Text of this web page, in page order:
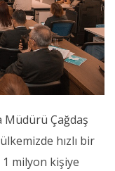
Müdürü Çağdaş
hızlı bir
milyon kişiye